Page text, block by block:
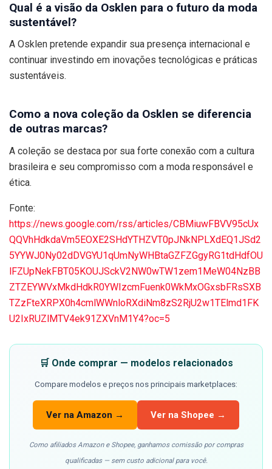
Qual é a visão da Osklen para o futuro da moda
sustentável?
A Osklen pretende expandir sua presença internacional e
continuar investindo em inovações tecnológicas e práticas
sustentáveis.
Como a nova coleção da Osklen se diferencia
de outras marcas?
A coleção se destaca por sua forte conexão com a cultura
brasileira e seu compromisso com a moda responsável e
ética.
Fonte:
https://news.google.com/rss/articles/CBMiuwFBVV95cUx
QQVhHdkdaVm5EOXE2SHdYTHZVT0pJNkNPLXdEQ1JSd2
5YYWJ0Ny02dDVGYU1qUmNyWHBtaGZFZGgyRG1tdHdfOU
lFZUpNekFBT05KOUJSckV2NW0wTW1zem1MeW04NzBB
ZTZEYWVxMkdHdkR0YWIzcmFuenk0WkMxOGxsbFRsSXB
TZzFteXRPX0h4cmlWWnloRXdiNm8zS2RjU2w1TElmd1FK
U2IxRUZlMTV4ek91ZXVnM1Y4?oc=5
🛒 Onde comprar — modelos relacionados
Compare modelos e preços nos principais marketplaces:
Ver na Amazon → Ver na Shopee →
Como afiliados Amazon e Shopee, ganhamos comissão por compras
qualificadas — sem custo adicional para você.